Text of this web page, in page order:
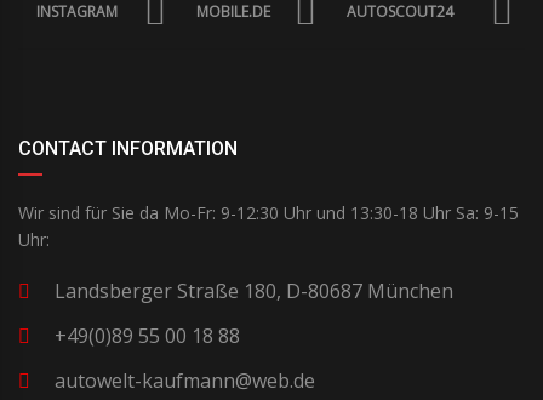
INSTAGRAM MOBILE.DE AUTOSCOUT24
CONTACT INFORMATION
Wir sind für Sie da Mo-Fr: 9-12:30 Uhr und 13:30-18 Uhr Sa: 9-15
Uhr:
Landsberger Straße 180, D-80687 München
+49(0)89 55 00 18 88
autowelt-kaufmann@web.de